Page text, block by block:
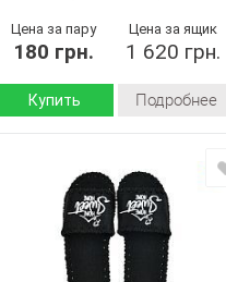
Цена за пару
180 грн.
Цена за ящик
1 620 грн.
Купить Подробнее
Материал верха: войлок
производитель:
Украина
Vends
359M